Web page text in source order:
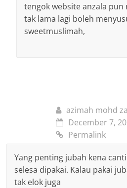
tengok website anzala pun
tak lama lagi boleh
sweetmuslimah,
azimah mohd
December 7,
Permalink
Yang penting jubah kena
selesa dipakai. Kalau pakai
tak elok juga